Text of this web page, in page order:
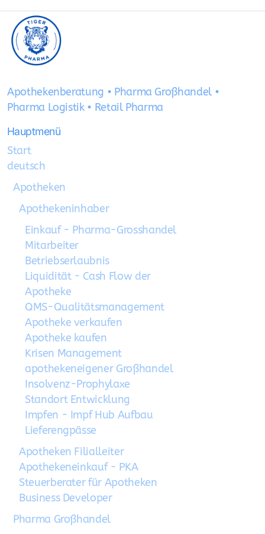
Apothekenberatung • Pharma Großhandel •
Pharma Logistik • Retail Pharma
Hauptmenü
Start
deutsch
Apotheken
Apothekeninhaber
Einkauf - Pharma-Grosshandel
Mitarbeiter
Betriebserlaubnis
Liquidität - Cash Flow der
Apotheke
QMS-Qualitätsmanagement
Apotheke verkaufen
Apotheke kaufen
Krisen Management
apothekeneigener Großhandel
Insolvenz-Prophylaxe
Standort Entwicklung
Impfen - Impf Hub Aufbau
Lieferengpässe
Apotheken Filialleiter
Apothekeneinkauf - PKA
Steuerberater für Apotheken
Business Developer
Pharma Großhandel